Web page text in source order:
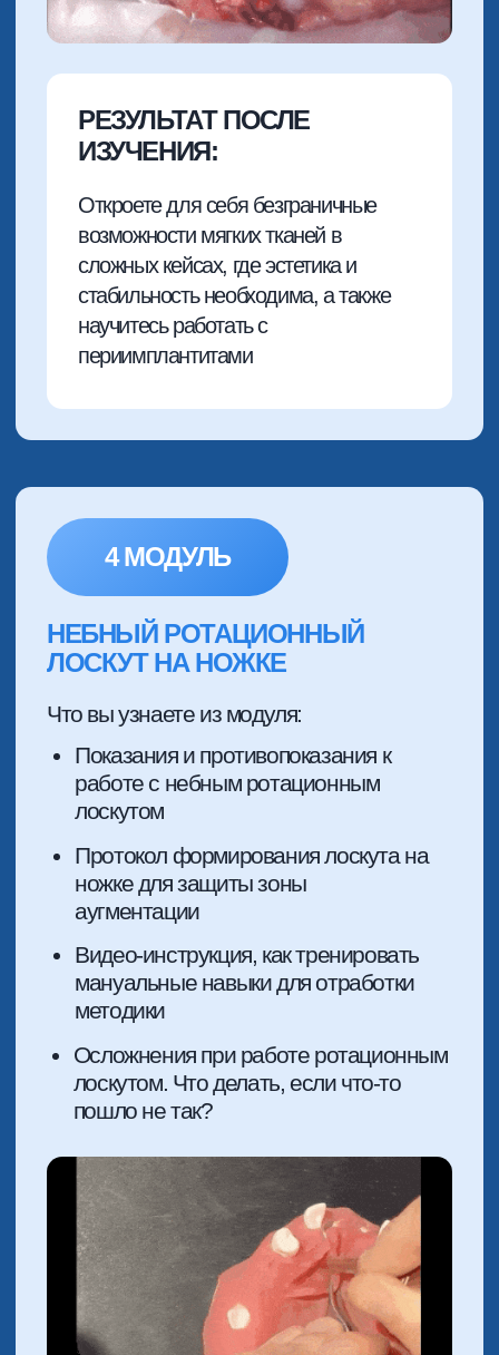
лоскут на ножке. Беспроигрышное
Разбор осложнений при
аугментации во фронте.
Тонкости и лайфхаки
Пошаговая последовательность
действий, чтобы не сделать хуже
Протоколы работы с мягкими
тканями при аугментации во фронте
Принципы построения латеральной
аугментации. Фиксация ламин
Что вы узнаете из модуля:
3 МОДУЛЬ
ФРОНТАЛЬНОМ УЧАСТКЕ
РЕЗУЛЬТАТ ПОСЛЕ
А что если тонкий биотип слизистой?
А что если высоко-десневая улыбка?
Как получить красивый эстетичный
результат? Все лайфхаки и
протоколы узнаете на это модуле.
ИЗУЧЕНИЯ:
Вы обретете знания и навыки по
донорской зоны безопасно и без
травмы для пациента. Сможете
практике.